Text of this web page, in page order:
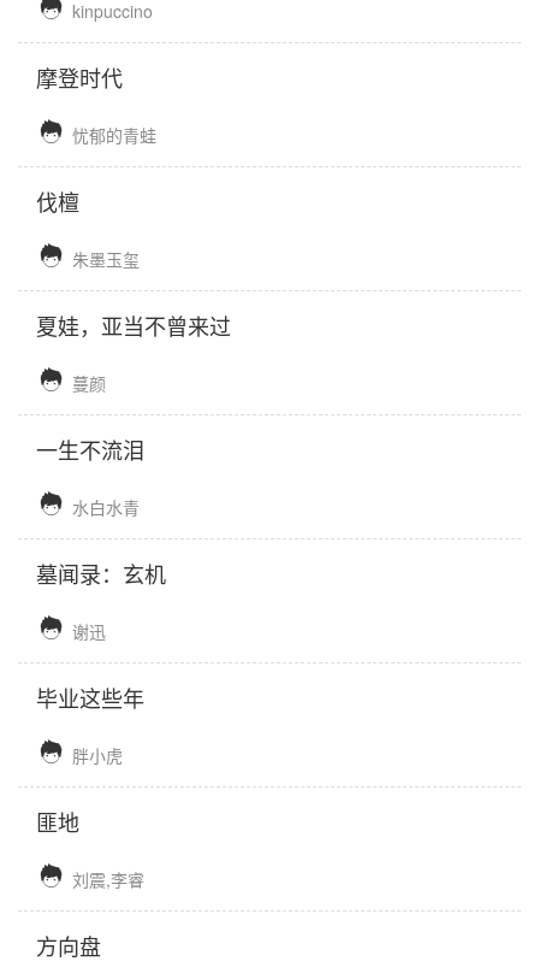
 kinpuccino
摩登时代
 忧郁的青蛙
伐檀
 朱墨玉玺
夏娃，亚当不曾来过
 蔓颜
一生不流泪
 水白水青
墓闻录：玄机
 谢迅
毕业这些年
 胖小虎
匪地
 刘震,李睿
方向盘